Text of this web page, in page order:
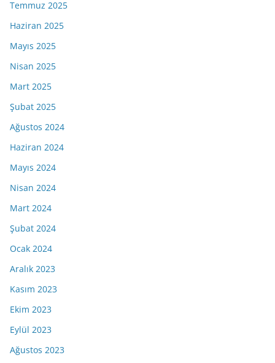
Temmuz 2025
Haziran 2025
Mayıs 2025
Nisan 2025
Mart 2025
Şubat 2025
Ağustos 2024
Haziran 2024
Mayıs 2024
Nisan 2024
Mart 2024
Şubat 2024
Ocak 2024
Aralık 2023
Kasım 2023
Ekim 2023
Eylül 2023
Ağustos 2023